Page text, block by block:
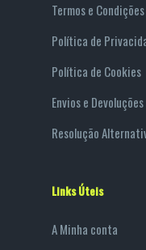
Termos e Condições
Política de
Política de Cookies
Envios e Devoluções
Resolução
Links Úteis
A Minha conta